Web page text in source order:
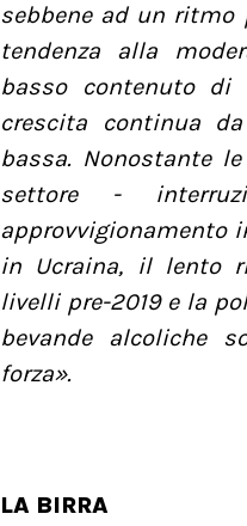
sebbene ad un
tendenza alla
basso contenuto di
crescita continua
bassa. Nonostante
settore -
approvvigionamento
in Ucraina, il lento
livelli pre-2019 e la
bevande alcoliche
forza».
LA BIRRA